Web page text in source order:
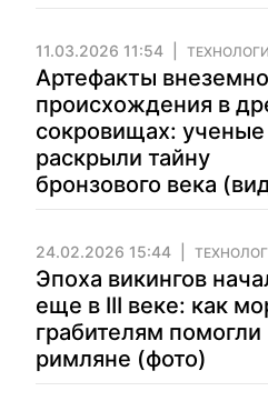
11.03.2026 11:54
Артефакты
происхождения в
сокровищах: ученые
раскрыли тайну
бронзового века
24.02.2026 15:44
Эпоха викингов
еще в III веке: как
грабителям помогли
римляне (фото)